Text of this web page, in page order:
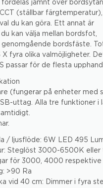
jämnt över
(ställbar
du kan göra. Ett annat är
kan välja mellan bordsfot,
bordsfäste.
X fyra olika valmöjligheter.
passar för de flesta
(fungerar på enheter med
uttag. Alla tre funktioner i
/ ljusflöde: 6W LED 495
Steglöst 3000-6500K eller
för 3000, 4000 respektive
>90 Ra
vid 40 cm: Dimmer i fyra